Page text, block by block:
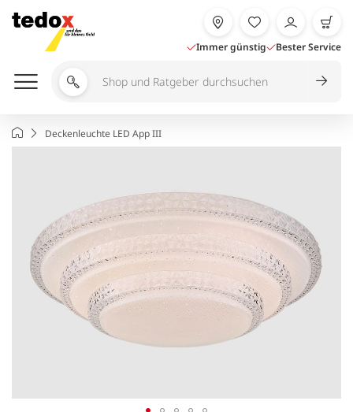
Inhalt
springen
Immer günstig Bester Service
Shop
durchsuchen
StartseiteDeckenleuchte LED App III